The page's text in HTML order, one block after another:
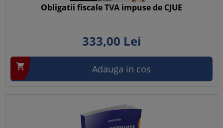
Obligatii fiscale TVA impuse de CJUE
333,00 Lei
 Adauga in cos